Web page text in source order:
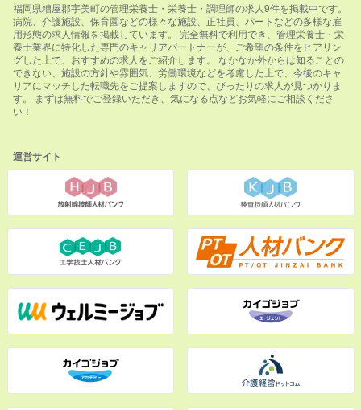
福岡県糟屋郡宇美町の管理栄養士・栄養士・調理師の求人9件を掲載中です。
病院、介護施設、保育園などの様々な施設、正社員、パートなどの多様な雇
用形態の求人情報を掲載しています。 完全無料で利用でき、管理栄養士・栄
養士業界に特化した専門のキャリアパートナーが、ご希望の条件をヒアリン
グした上で、おすすめの求人をご紹介します。 なかなか外からは知ることの
できない、施設の方針や雰囲気、労働環境などを考慮した上で、今後のキャ
リアにマッチした転職先をご提案しますので、ぴったりの求人が見つかりま
す。 まずは無料でご登録いただき、気になる点などお気軽にご相談くださ
い！
運営サイト